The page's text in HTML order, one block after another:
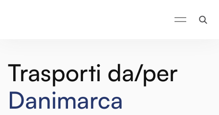
Trasporti da/per
Danimarca